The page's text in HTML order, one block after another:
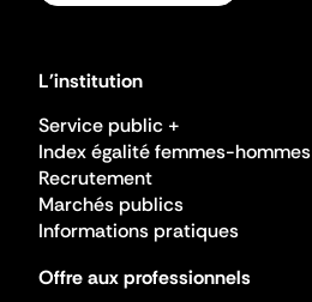
L'institution
Service public +
Index égalité femmes-hommes
Recrutement
Marchés publics
Informations pratiques
Offre aux professionnels